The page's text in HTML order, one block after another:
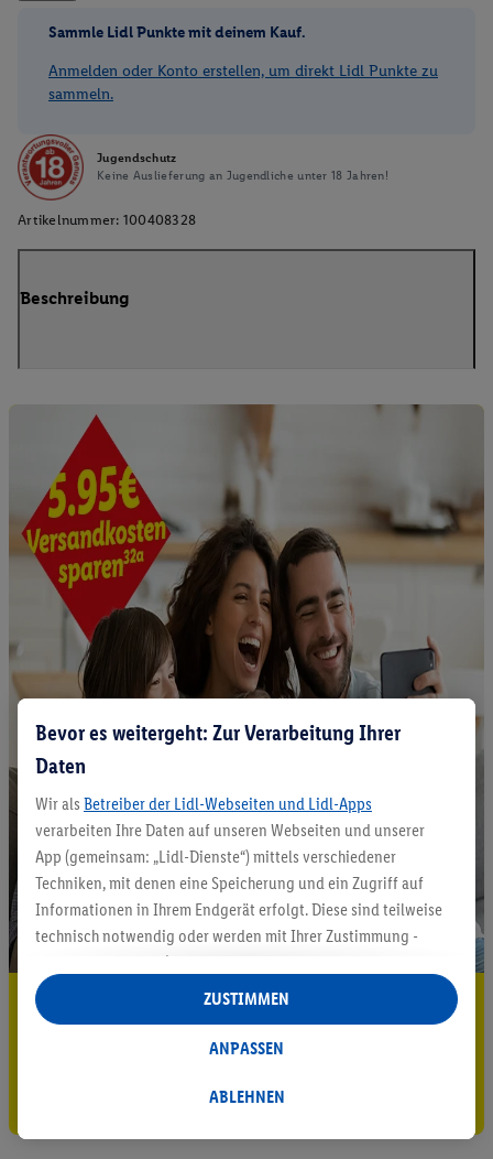
Sammle Lidl Punkte mit deinem Kauf.
Anmelden oder Konto erstellen, um direkt Lidl Punkte zu
sammeln.
Jugendschutz
Keine Auslieferung an Jugendliche unter 18 Jahren!
Artikelnummer: 100408328
Beschreibung
5.95 € Versand sparen³²ᵃ
Jetzt zum Newsletter anmelden
Gutschein sichern!
Bevor es weitergeht: Zur Verarbeitung Ihrer
Daten
Wir als Betreiber der Lidl-Webseiten und Lidl-Apps
verarbeiten Ihre Daten auf unseren Webseiten und unserer
App (gemeinsam: „Lidl-Dienste“) mittels verschiedener
Techniken, mit denen eine Speicherung und ein Zugriff auf
Informationen in Ihrem Endgerät erfolgt. Diese sind teilweise
technisch notwendig oder werden mit Ihrer Zustimmung -
auch durch Partner (u.a.
Verantwortliche; im Zusammenhang mit dem IAB TCF
insgesamt
Statistik-Erstellung oder für personalisierte Werbung
Datenverarbeitungen für personalisierte Werbung werden
ABLEHNEN
ANPASSEN
ZUSTIMMEN